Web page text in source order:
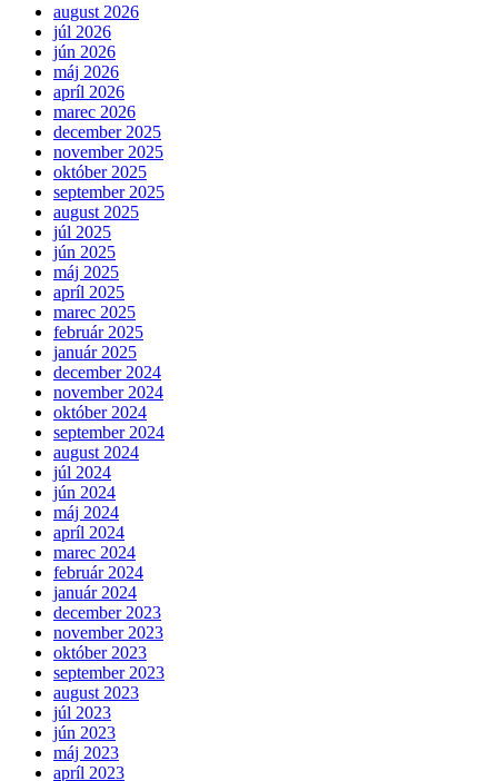
august 2026
júl 2026
jún 2026
máj 2026
apríl 2026
marec 2026
december 2025
november 2025
október 2025
september 2025
august 2025
júl 2025
jún 2025
máj 2025
apríl 2025
marec 2025
február 2025
január 2025
december 2024
november 2024
október 2024
september 2024
august 2024
júl 2024
jún 2024
máj 2024
apríl 2024
marec 2024
február 2024
január 2024
december 2023
november 2023
október 2023
september 2023
august 2023
júl 2023
jún 2023
máj 2023
apríl 2023